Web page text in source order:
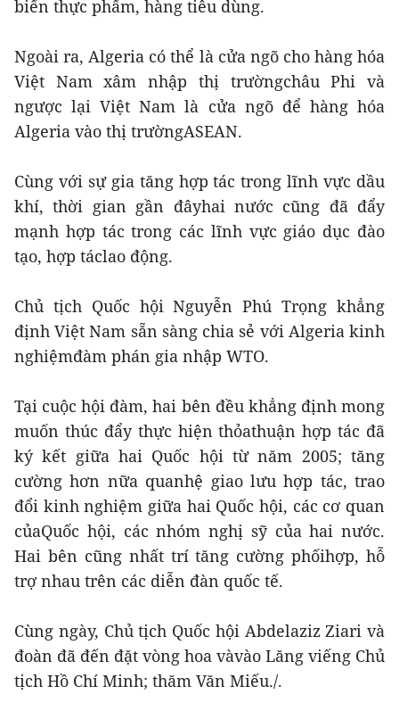
biến thực phẩm, hàng tiêu dùng.
Ngoài ra, Algeria có thể là cửa ngõ cho hàng hóa
Việt Nam xâm nhập thị trườngchâu Phi và
ngược lại Việt Nam là cửa ngõ để hàng hóa
Algeria vào thị trườngASEAN.
Cùng với sự gia tăng hợp tác trong lĩnh vực dầu
khí, thời gian gần đâyhai nước cũng đã đẩy
mạnh hợp tác trong các lĩnh vực giáo dục đào
tạo, hợp táclao động.
Chủ tịch Quốc hội Nguyễn Phú Trọng khẳng
định Việt Nam sẵn sàng chia sẻ với Algeria kinh
nghiệmđàm phán gia nhập WTO.
Tại cuộc hội đàm, hai bên đều khẳng định mong
muốn thúc đẩy thực hiện thỏathuận hợp tác đã
ký kết giữa hai Quốc hội từ năm 2005; tăng
cường hơn nữa quanhệ giao lưu hợp tác, trao
đổi kinh nghiệm giữa hai Quốc hội, các cơ quan
củaQuốc hội, các nhóm nghị sỹ của hai nước.
Hai bên cũng nhất trí tăng cường phốihợp, hỗ
trợ nhau trên các diễn đàn quốc tế.
Cùng ngày, Chủ tịch Quốc hội Abdelaziz Ziari và
đoàn đã đến đặt vòng hoa vàvào Lăng viếng Chủ
tịch Hồ Chí Minh; thăm Văn Miếu./.